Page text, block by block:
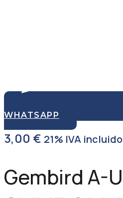
WHATSAPP
3,00 € 21% IVA incluido
Gembird A-